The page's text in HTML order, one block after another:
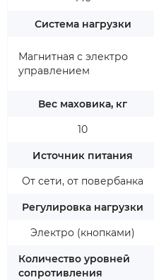
Система нагрузки
Магнитная с электро
управлением
Вес маховика, кг
10
Источник питания
От сети, от повербанка
Регулировка нагрузки
Электро (кнопками)
Количество уровней
сопротивления